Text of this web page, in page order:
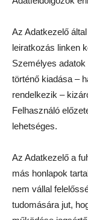
Az Adatkezelő
leiratkozás linken
Személyes
történő kiadása –
rendelkezik –
Felhasználó
lehetséges.
Az Adatkezelő a
más honlapok
nem vállal
tudomására jut,